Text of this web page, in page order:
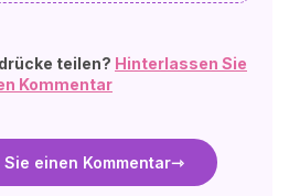
teilen? Hinterlassen Sie
Kommentar
einen Kommentar